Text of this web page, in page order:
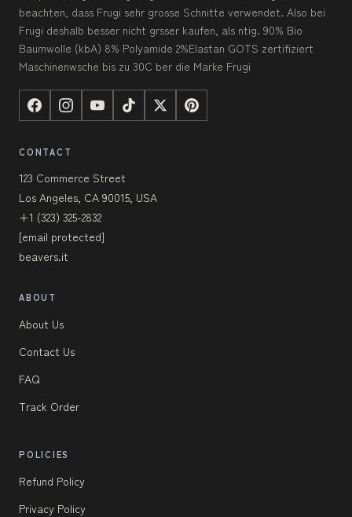
beachten, dass Frugi sehr grosse Schnitte verwendet. Also bei
Frugi deshalb besser nicht grsser kaufen, als ntig. 90% Bio
Baumwolle (kbA) 8% Polyamide 2%Elastan GOTS zertifiziert
Maschinenwsche bis zu 30C ber die Marke Frugi
CONTACT
123 Commerce Street
Los Angeles, CA 90015, USA
+1 (323) 325-2832
[email protected]
beavers.it
ABOUT
About Us
Contact Us
FAQ
Track Order
POLICIES
Refund Policy
Privacy Policy